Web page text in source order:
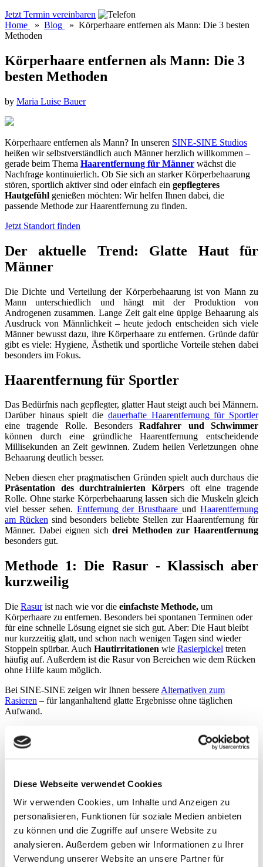
Diese Webseite verwendet Cookies
Wir verwenden Cookies, um Inhalte und Anzeigen zu
personalisieren, Funktionen für soziale Medien anbieten
zu können und die Zugriffe auf unsere Website zu
analysieren. Außerdem geben wir Informationen zu Ihrer
Verwendung unserer Website an unsere Partner für
Jetzt Termin vereinbaren
Home
» Blog » Körperhaare entfernen als Mann: Die 3 besten
Methoden
Körperhaare entfernen als Mann: Die 3
besten Methoden
by Maria Luise Bauer
Körperhaare entfernen als Mann? In unseren SINE-SINE Studios
heißen wir selbstverständlich auch Männer herzlich willkommen –
gerade beim Thema Haarentfernung für Männer wächst die
Nachfrage kontinuierlich. Ob Sie sich an starker Körperbehaarung
stören, sportlich aktiver sind oder einfach ein gepflegteres
Hautgefühl genießen möchten: Wir helfen Ihnen dabei, die
passende Methode zur Haarentfernung zu finden.
Jetzt Standort finden
Der aktuelle Trend: Glatte Haut für
Männer
Die Dichte und Verteilung der Körperbehaarung ist von Mann zu
Mann unterschiedlich und hängt mit der Produktion von
Androgenen zusammen. Lange Zeit galt eine üppige Behaarung als
Ausdruck von Männlichkeit – heute jedoch entscheiden sich viele
Männer bewusst dazu, ihre Körperhaare zu entfernen. Gründe dafür
gibt es viele: Hygiene, Ästhetik und sportliche Vorteile stehen dabei
besonders im Fokus.
Haarentfernung für Sportler
Das Bedürfnis nach gepflegter, glatter Haut steigt auch bei Männern.
Darüber hinaus spielt die dauerhafte Haarentfernung für Sportler
eine tragende Rolle. Besonders Radfahrer und Schwimmer
können durch eine gründliche Haarentfernung entscheidende
Millisekunden an Zeit gewinnen. Zudem heilen Verletzungen ohne
Behaarung deutlich besser.
Neben diesen eher pragmatischen Gründen spielt auch durchaus die
Präsentation des durchtrainierten Körpers oft eine tragende
Rolle. Ohne starke Körperbehaarung lassen sich die Muskeln gleich
viel besser sehen. Entfernung der BrusthaareundHaarentfernung
am Rückensind besonders beliebte Stellen zur Haarentfernung für
Männer. Dabei eignen sichdrei Methoden zur Haarentfernung
besonders gut.
Methode 1: Die Rasur - Klassisch aber
kurzweilig
Die Rasurist nach wie vor die einfachste Methode, um
Körperhaare zu entfernen. Besonders bei spontanen Terminen oder
für eine schnelle Lösung eignet sie sich gut. Aber: Die Haut bleibt
nur kurzzeitig glatt, und schon nach wenigen Tagen sind wieder
Stoppeln spürbar. Auch Hautirritationen wie Rasierpickel treten
häufig auf. Außerdem ist die Rasur von Bereichen wie dem Rücken
ohne Hilfe kaum möglich.
Bei SINE-SINE zeigen wir Ihnen bessere Alternativen zum
Rasieren – für langanhaltend glatte Ergebnisse ohne täglichen
Aufwand.
Methode 2: Waxing und Sugaring
Stoppeln. In unseren Studios verwenden wir hochwertiges
Besonders effektiv für Rücken, Brust oder Schultern – und natürlich
auch für empfindlichere Zonen im Rahmen einer
Intimhaarentfernung beim Mann
Etwassanfter, aber ebenso wirksam ist Sugaring: Eine 100 %
vegane Zuckerpaste, die sich besonders fürsensible Hauteignet.